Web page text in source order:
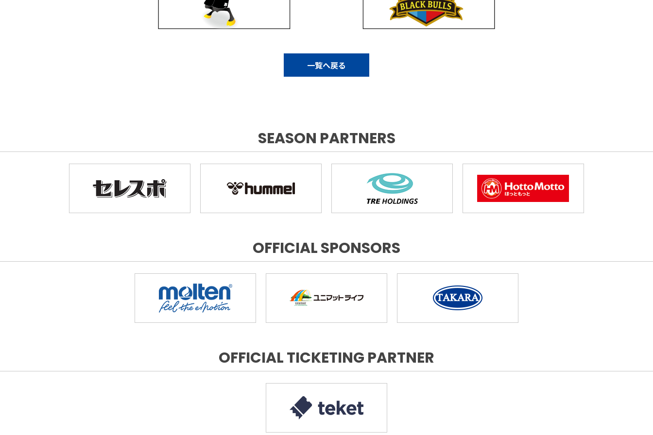
一覧へ戻る
SEASON PARTNERS
OFFICIAL SPONSORS
OFFICIAL TICKETING PARTNER